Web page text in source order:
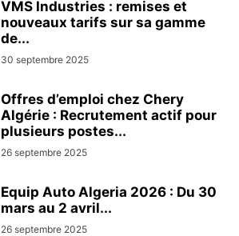
VMS Industries : remises et
nouveaux tarifs sur sa gamme
de...
30 septembre 2025
Offres d’emploi chez Chery
Algérie : Recrutement actif pour
plusieurs postes...
26 septembre 2025
Equip Auto Algeria 2026 : Du 30
mars au 2 avril...
26 septembre 2025